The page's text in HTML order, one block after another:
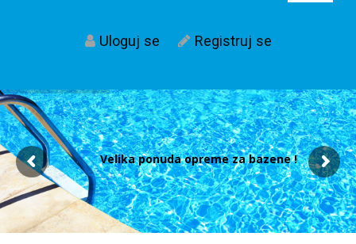
Uloguj se Registruj se
Velika ponuda opreme za bazene !